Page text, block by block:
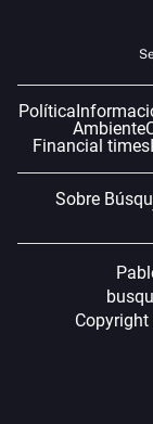
Política
Ambiente
Financial times
Sobre